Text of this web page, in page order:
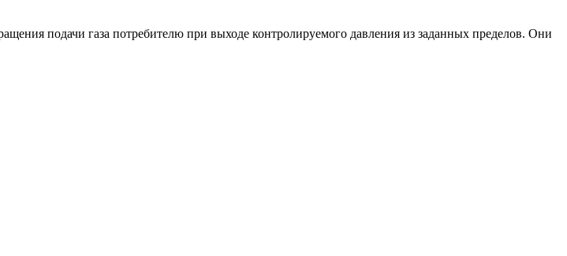
подачи газа потребителю при выходе контролируемого давления из заданных пределов. Они